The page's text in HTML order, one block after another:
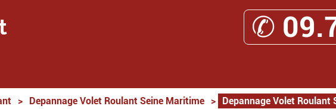
✆
> Depannage Volet Roulant Seine Maritime > Depannage Volet Roulant